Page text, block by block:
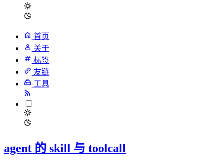
首页
关于
标签
友链
工具
agent 的 skill 与 toolcall